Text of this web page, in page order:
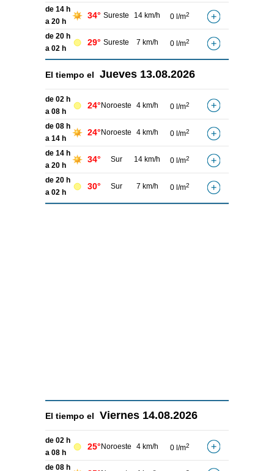
de 14 h
a 20 h
34° Sureste 14 km/h 0 l/m2
de 20 h
a 02 h
29° Sureste 7 km/h 0 l/m2
El tiempo el Jueves 13.08.2026
de 02 h
a 08 h
24° Noroeste 4 km/h 0 l/m2
de 08 h
a 14 h
24° Noroeste 4 km/h 0 l/m2
de 14 h
a 20 h
34° Sur 14 km/h 0 l/m2
de 20 h
a 02 h
30° Sur 7 km/h 0 l/m2
El tiempo el Viernes 14.08.2026
de 02 h
a 08 h
25° Noroeste 4 km/h 0 l/m2
de 08 h